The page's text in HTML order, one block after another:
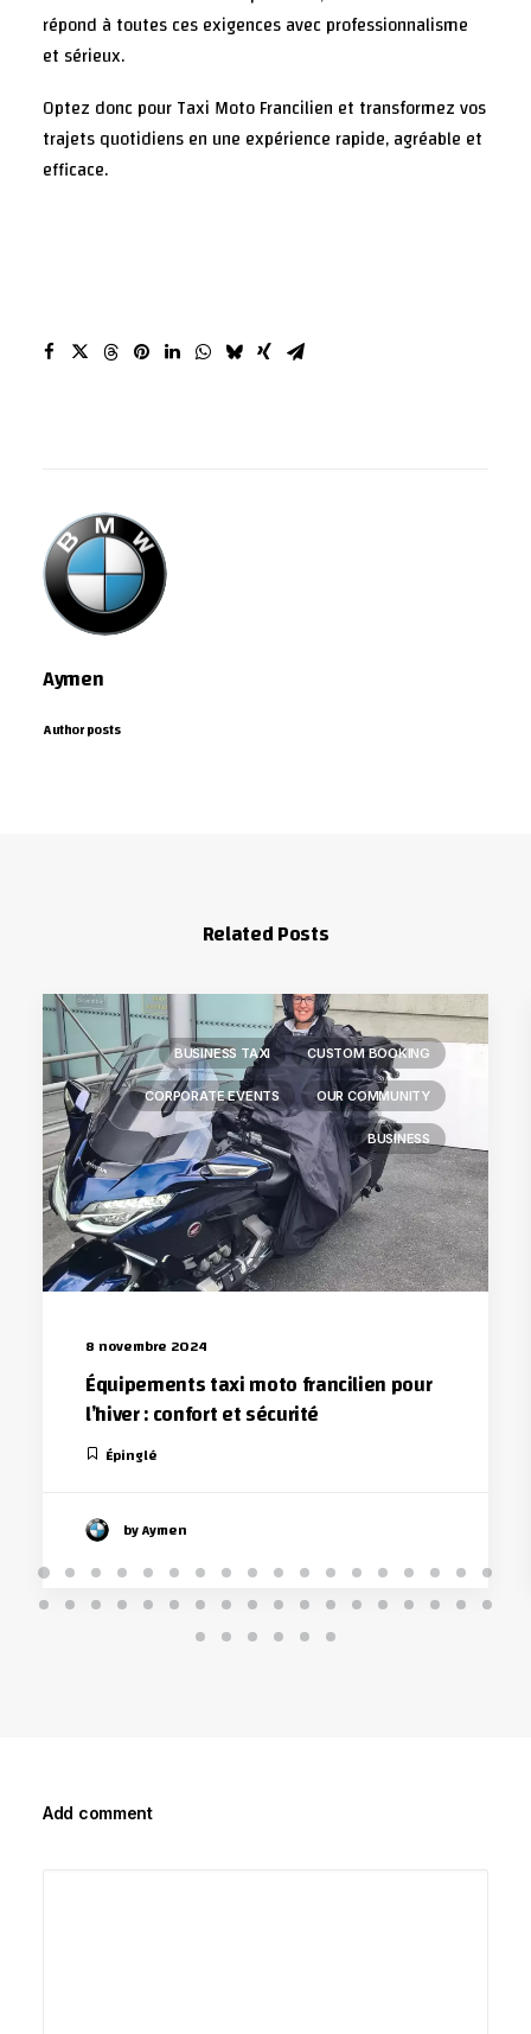
répond à toutes ces exigences avec professionnalisme
et sérieux.
Optez donc pour Taxi Moto Francilien et transformez vos
trajets quotidiens en une expérience rapide, agréable et
efficace.
Aymen
Author posts
Related Posts
BUSINESS TAXI CUSTOM BOOKING
CORPORATE EVENTS OUR COMMUNITY
BUSINESS
8 novembre 2024
Équipements taxi moto francilien pour
l’hiver : confort et sécurité
Épinglé
by Aymen
Add comment